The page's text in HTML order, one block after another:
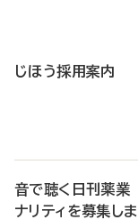
じほう採用案内
音で聴く日刊薬
ナリティを募集し